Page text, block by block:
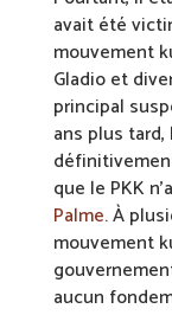
avait été
mouvement
Gladio et
principal
ans plus
que le PKK
Palme. À
mouvement
aucun